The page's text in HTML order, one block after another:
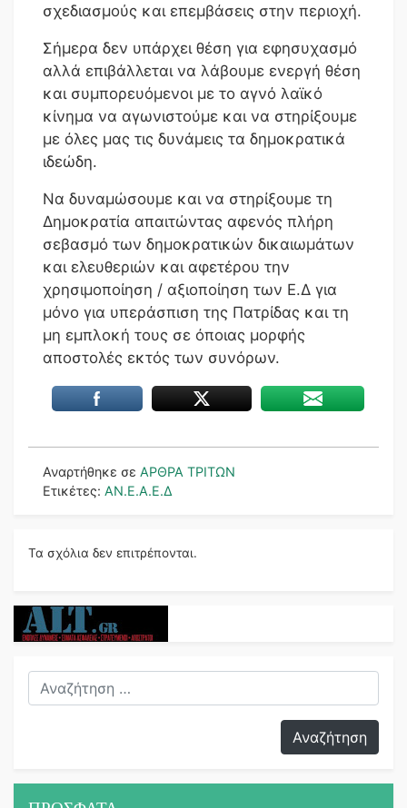
σχεδιασμούς και επεμβάσεις στην περιοχή.
Σήμερα δεν υπάρχει θέση για εφησυχασμό
αλλά επιβάλλεται να λάβουμε ενεργή θέση
και συμπορευόμενοι με το αγνό λαϊκό
κίνημα να αγωνιστούμε και να στηρίξουμε
με όλες μας τις δυνάμεις τα δημοκρατικά
ιδεώδη.
Να δυναμώσουμε και να στηρίξουμε τη
Δημοκρατία απαιτώντας αφενός πλήρη
σεβασμό των δημοκρατικών δικαιωμάτων
και ελευθεριών και αφετέρου την
χρησιμοποίηση / αξιοποίηση των Ε.Δ για
μόνο για υπεράσπιση της Πατρίδας και τη
μη εμπλοκή τους σε όποιας μορφής
αποστολές εκτός των συνόρων.
Αναρτήθηκε σε ΑΡΘΡΑ ΤΡΙΤΩΝ
Ετικέτες: ΑΝ.Ε.Α.Ε.Δ
Τα σχόλια δεν επιτρέπονται.